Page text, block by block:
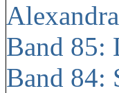
Band 85:
Band 84: